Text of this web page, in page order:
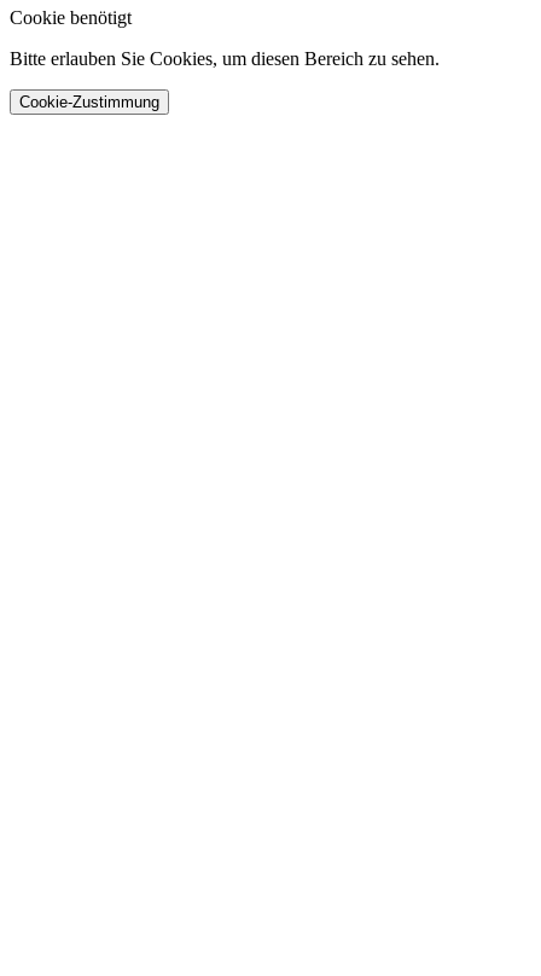
Cookie benötigt
Bitte erlauben Sie Cookies, um diesen Bereich zu sehen.
Cookie-Zustimmung